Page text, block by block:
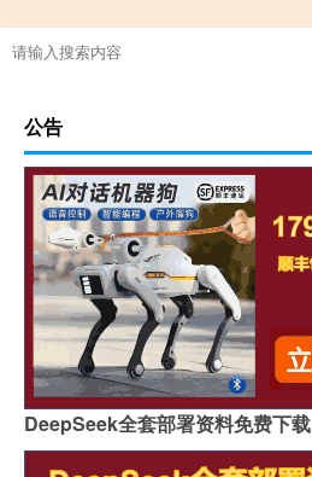
公告
DeepSeek全套部署资料免费下载